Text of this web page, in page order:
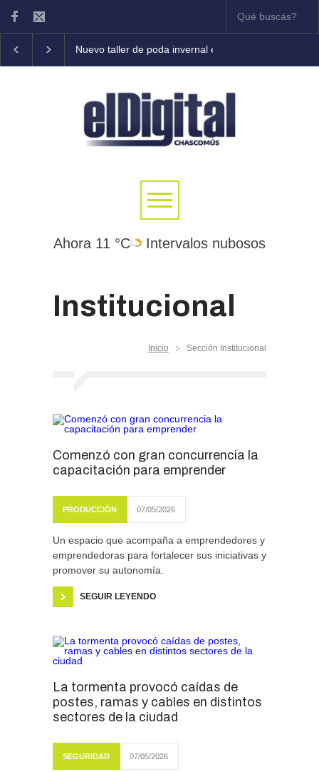
Nuevo taller de poda invernal en frutales
Ahora 11 °C Intervalos nubosos
Institucional
Inicio Sección Institucional
Comenzó con gran concurrencia la
capacitación para emprender
PRODUCCIÓN 07/05/2026
Un espacio que acompaña a emprendedores y
emprendedoras para fortalecer sus iniciativas y
promover su autonomía.
SEGUIR LEYENDO
La tormenta provocó caídas de
postes, ramas y cables en distintos
sectores de la ciudad
SEGURIDAD 07/05/2026